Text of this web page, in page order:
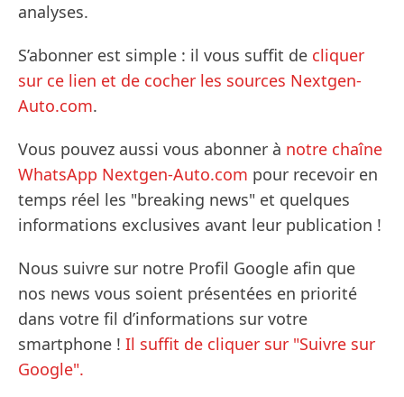
analyses.
S’abonner est simple : il vous suffit de cliquer
sur ce lien et de cocher les sources Nextgen-
Auto.com.
Vous pouvez aussi vous abonner à notre chaîne
WhatsApp Nextgen-Auto.com pour recevoir en
temps réel les "breaking news" et quelques
informations exclusives avant leur publication !
Nous suivre sur notre Profil Google afin que
nos news vous soient présentées en priorité
dans votre fil d’informations sur votre
smartphone ! Il suffit de cliquer sur "Suivre sur
Google".